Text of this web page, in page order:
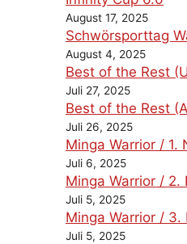
August 17, 2025
Schwörsporttag
August 4, 2025
Best of the Rest
Juli 27, 2025
Best of the Rest
Juli 26, 2025
Minga Warrior / 1.
Juli 6, 2025
Minga Warrior / 2.
Juli 5, 2025
Minga Warrior /
Juli 5, 2025